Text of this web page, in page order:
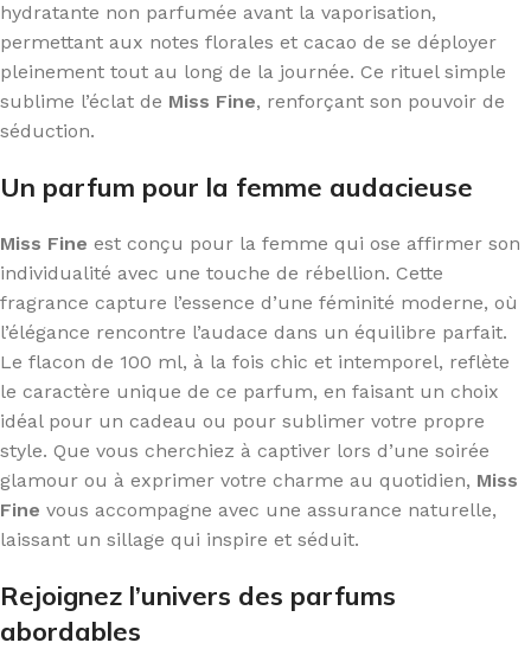
hydratante non parfumée avant la vaporisation,
permettant aux notes florales et cacao de se déployer
pleinement tout au long de la journée. Ce rituel simple
sublime l’éclat de Miss Fine, renforçant son pouvoir de
séduction.
Un parfum pour la femme audacieuse
Miss Fine est conçu pour la femme qui ose affirmer son
individualité avec une touche de rébellion. Cette
fragrance capture l’essence d’une féminité moderne, où
l’élégance rencontre l’audace dans un équilibre parfait.
Le flacon de 100 ml, à la fois chic et intemporel, reflète
le caractère unique de ce parfum, en faisant un choix
idéal pour un cadeau ou pour sublimer votre propre
style. Que vous cherchiez à captiver lors d’une soirée
glamour ou à exprimer votre charme au quotidien, Miss
Fine vous accompagne avec une assurance naturelle,
laissant un sillage qui inspire et séduit.
Rejoignez l’univers des parfums
abordables